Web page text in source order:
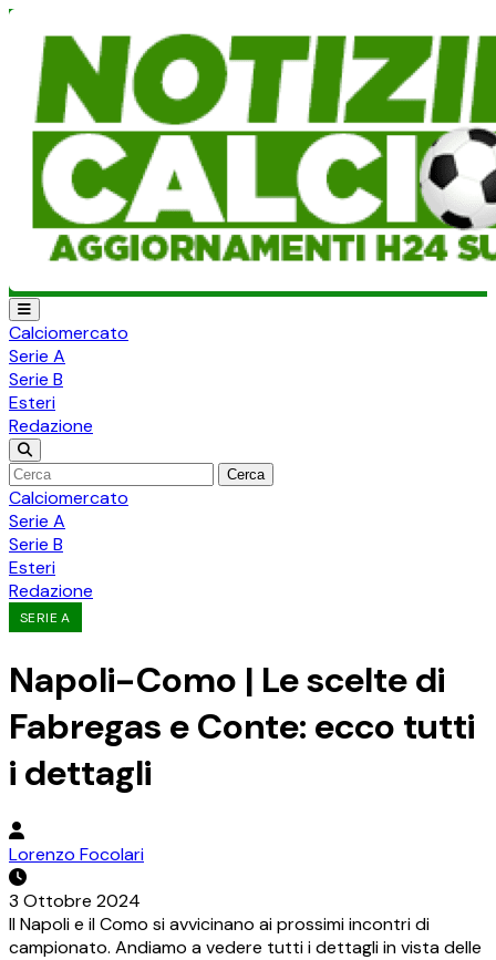
Calciomercato
Serie A
Serie B
Esteri
Redazione
Cerca
Calciomercato
Serie A
Serie B
Esteri
Redazione
SERIE A
Napoli-Como | Le scelte di
Fabregas e Conte: ecco tutti
i dettagli
Lorenzo Focolari
3 Ottobre 2024
Il Napoli e il Como si avvicinano ai prossimi incontri di
campionato. Andiamo a vedere tutti i dettagli in vista delle